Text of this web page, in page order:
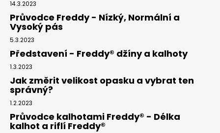
14.3.2023
Průvodce Freddy - Nízký, Normální a
Vysoký pás
5.3.2023
Představení - Freddy® džíny a kalhoty
1.3.2023
Jak změrit velikost opasku a vybrat ten
správný?
1.2.2023
Průvodce kalhotami Freddy® - Délka
kalhot a riflí Freddy®